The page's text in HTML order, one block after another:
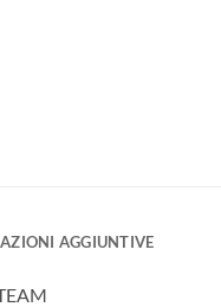
AGGIUNTIVE